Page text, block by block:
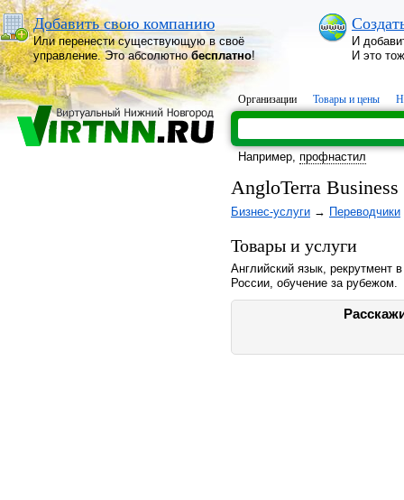
Добавить свою компанию
Или перенести существующую в своё
управление. Это абсолютнобесплатно!
И
И это
Организации Товары и цены
Например, профнастил
AngloTerra
Бизнес-услуги → Переводчики
Товары и услуги
Английский язык, рекрутмент
России, обучение за рубежом.